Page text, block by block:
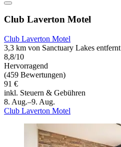
Club Laverton Motel
Club Laverton Motel
3,3 km von Sanctuary Lakes entfernt
8,8/10
Hervorragend
(459 Bewertungen)
91 €
inkl. Steuern & Gebühren
8. Aug.–9. Aug.
Club Laverton Motel